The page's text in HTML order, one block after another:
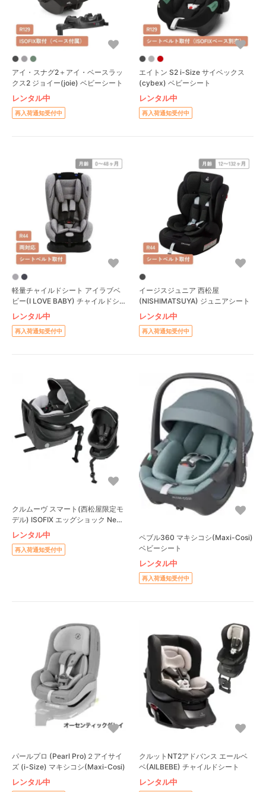
アイ・スナグ2＋アイ・ベースラッ
クス2 ジョイー(joie) ベビーシート
レンタル中
再入荷通知受付中
エイトン S2 i-Size サイベックス
(cybex) ベビーシート
レンタル中
再入荷通知受付中
軽量チャイルドシート アイラブベ
ビー(I LOVE BABY) チャイルドシ
ート
レンタル中
再入荷通知受付中
イージスジュニア 西松屋
(NISHIMATSUYA) ジュニアシート
レンタル中
再入荷通知受付中
クルムーヴ スマート(西松屋限定モ
デル) ISOFIX エッグショック Neo
チャイルドシート コンビ(Combi)
レンタル中
再入荷通知受付中
ペブル360 マキシコシ(Maxi-Cosi)
ベビーシート
レンタル中
再入荷通知受付中
パールプロ (Pearl Pro)２アイサイ
ズ (i-Size) マキシコシ(Maxi-Cosi)
レンタル中
クルットNT2アドバンス エールベ
ベ(AILBEBE) チャイルドシート
レンタル中